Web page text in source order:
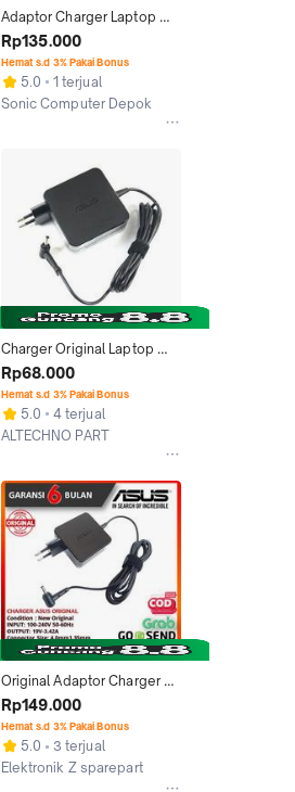
Adaptor Charger Laptop
Asus A456 A456u A456UR
Original
Rp135.000
Hemat s.d 3% Pakai Bonus
5.0
1 terjual
Sonic Computer Depok
Charger Original Laptop
Asus A456U A456UR
X456U X456UQ X456UR
X456UV
Rp68.000
Hemat s.d 3% Pakai Bonus
5.0
4 terjual
ALTECHNO PART
Original Adaptor Charger
Laptop Asus A456 A456u
A456UR
Rp149.000
Hemat s.d 3% Pakai Bonus
5.0
3 terjual
Elektronik Z sparepart